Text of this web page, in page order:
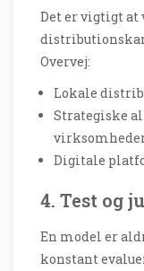
Det er vigtigt at
Overvej:
Lokale
Strategiske
Digitale
4. Test og
En model er
konstant